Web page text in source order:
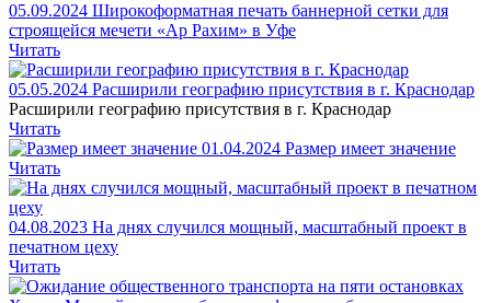
05.09.2024 Широкоформатная печать баннерной сетки для
строящейся мечети «Ар Рахим» в Уфе
Читать
05.05.2024 Расширили географию присутствия в г. Краснодар
Расширили географию присутствия в г. Краснодар
Читать
01.04.2024 Размер имеет значение
Читать
04.08.2023 На днях случился мощный, масштабный проект в
печатном цеху
Читать